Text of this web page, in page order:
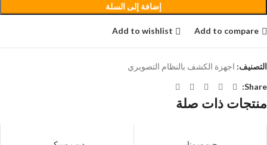
إضافة إلى السلة
Add to compare
Add to wishlist
التصنيف: اجهزة الكشف بالنظام التصويري
Share:
منتجات ذات صلة